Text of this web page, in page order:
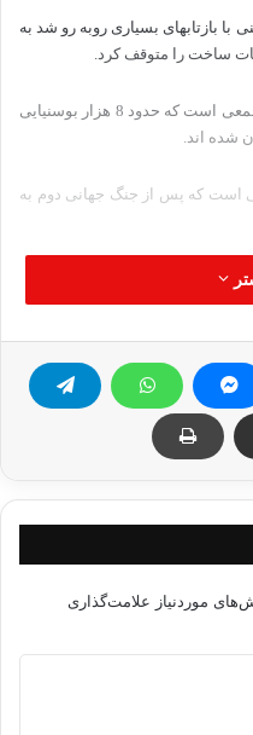
بازتابهای بسیاری روبه رو شد به
ساخت را متوقف کرد.
مقبره شهدای بوتوچاری قبرستانی دسته جمعی است که حدود 8 هزار بوسنیایی
شده اند.
است که پس از جنگ جهانی دوم به
را کشتار دسته جمعی نامیده است،
به شهدا در این مکان جمع می
از شهرداری درخواست کرده اند تا
پاسخ به این اقدام جلوی تکمیل
قبرستان شهيدان
موردنیاز علامت‌گذاری